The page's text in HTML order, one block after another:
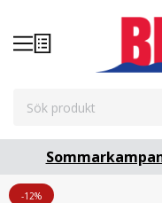
-12%